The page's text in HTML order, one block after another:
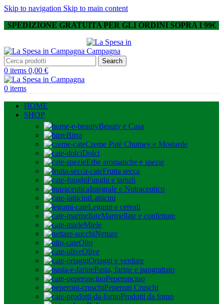
Skip to navigation Skip to main content
SPEDIZIONE GRATUITA PER GLI ORDINI SOPRA I 99€
Search
0 items 0,00 €
0 items
HOME
SHOP
Beauty e Casa
Birra
Creme Patè Chutney e Mostarde
Dolci
Erbe aromatiche e spezie
Frutta secca
Funghi e tartufi
Integrale e Nutraceutico
Latticini
Legumi e cereali
Marmellate e confetture
Miele
Nettare
Olio
Olive
Ortaggi e verdure
Pasta, farine e pangrattato
Peperoncino
Peperoni Cruschi
Prodotti da forno